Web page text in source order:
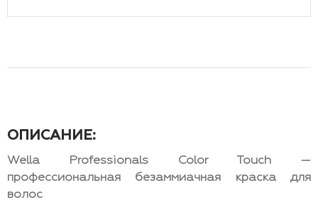
ОПИСАНИЕ:
Wella Professionals Color Touch —
профессиональная безаммиачная краска для
волос